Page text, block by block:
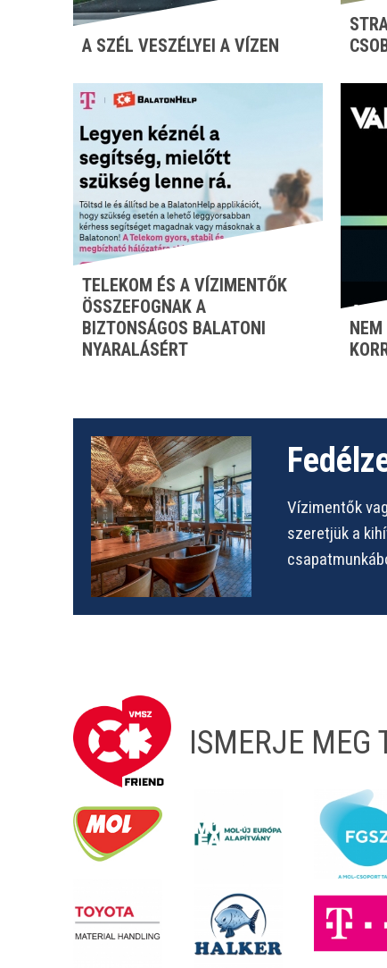
A SZÉL VESZÉLYEI A VÍZEN
TELEKOM ÉS A VÍZIMENTŐK
ÖSSZEFOGNAK A
BIZTONSÁGOS BALATONI
NYARALÁSÉRT
Vízimentők
szeretjük a
ISMERJE MEG